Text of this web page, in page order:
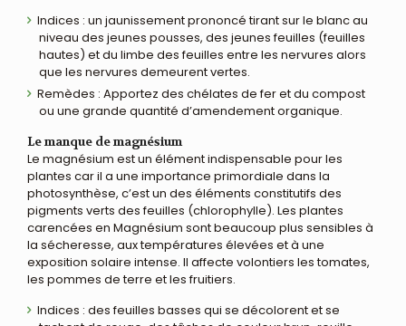
Indices : un jaunissement prononcé tirant sur le blanc au
niveau des jeunes pousses, des jeunes feuilles (feuilles
hautes) et du limbe des feuilles entre les nervures alors
que les nervures demeurent vertes.
Remèdes : Apportez des chélates de fer et du compost
ou une grande quantité d’amendement organique.
Le manque de magnésium
Le magnésium est un élément indispensable pour les
plantes car il a une importance primordiale dans la
photosynthèse, c’est un des éléments constitutifs des
pigments verts des feuilles (chlorophylle). Les plantes
carencées en Magnésium sont beaucoup plus sensibles à
la sécheresse, aux températures élevées et à une
exposition solaire intense. Il affecte volontiers les tomates,
les pommes de terre et les fruitiers.
Indices : des feuilles basses qui se décolorent et se